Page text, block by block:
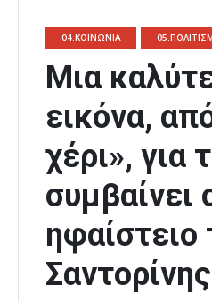
04.ΚΟΙΝΩΝΙΑ
Μια
εικόνα,
χέρι», για
συμβαίνει
ηφαίστειο